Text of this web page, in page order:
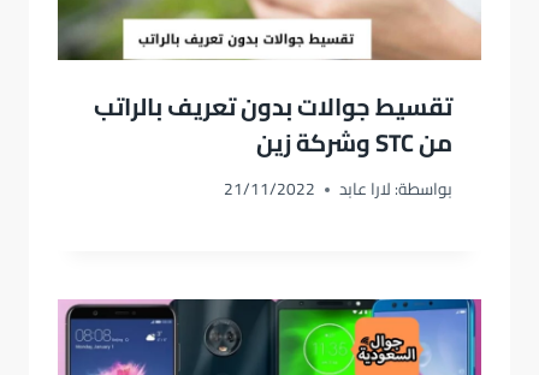
تقسيط جوالات بدون تعريف بالراتب
من STC وشركة زين
بواسطة:لارا عابد 21/11/2022